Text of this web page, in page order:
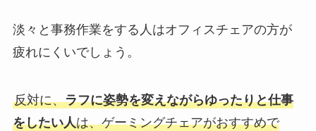
淡々と事務作業をする人はオフィスチェアの方が
疲れにくいでしょう。
反対に、ラフに姿勢を変えながらゆったりと仕事
をしたい人は、ゲーミングチェアがおすすめで